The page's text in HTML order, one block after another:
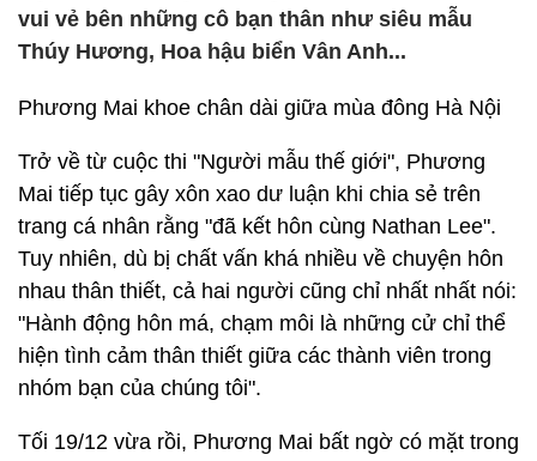
vui vẻ bên những cô bạn thân như siêu mẫu
Thúy Hương, Hoa hậu biển Vân Anh...
Phương Mai khoe chân dài giữa mùa đông Hà Nội
Trở về từ cuộc thi "Người mẫu thế giới", Phương
Mai tiếp tục gây xôn xao dư luận khi chia sẻ trên
trang cá nhân rằng "đã kết hôn cùng Nathan Lee".
Tuy nhiên, dù bị chất vấn khá nhiều về chuyện hôn
nhau thân thiết, cả hai người cũng chỉ nhất nhất nói:
"Hành động hôn má, chạm môi là những cử chỉ thể
hiện tình cảm thân thiết giữa các thành viên trong
nhóm bạn của chúng tôi".
Tối 19/12 vừa rồi, Phương Mai bất ngờ có mặt trong